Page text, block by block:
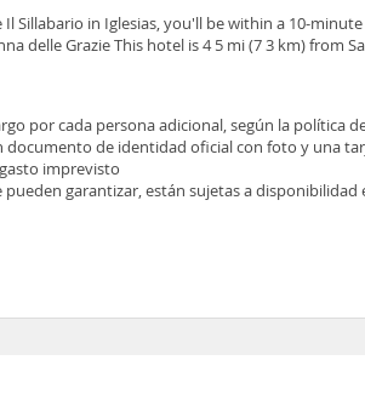
Sillabario in Iglesias, you'll be within a 10-
delle Grazie This hotel is 4 5 mi (7 3 km) from
por cada persona adicional, según la política
documento de identidad oficial con foto y una
imprevisto
pueden garantizar, están sujetas a